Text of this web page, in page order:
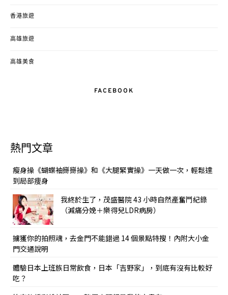
香港旅遊
高雄旅遊
高雄美食
FACEBOOK
熱門文章
瘦身操《蝴蝶袖掰掰操》和《大腿緊實操》一天做一次，輕鬆達
到局部痩身
我終於生了，茂盛醫院 43 小時自然產奮鬥紀錄
（減痛分娩＋樂得兒LDR病房）
擄獲你的拍照魂，去金門不能錯過 14 個景點特搜！內附大小金
門交通說明
體驗日本上班族日常飲食，日本「吉野家」，到底有沒有比較好
吃？